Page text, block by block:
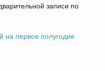
записи по
на первое полугодие